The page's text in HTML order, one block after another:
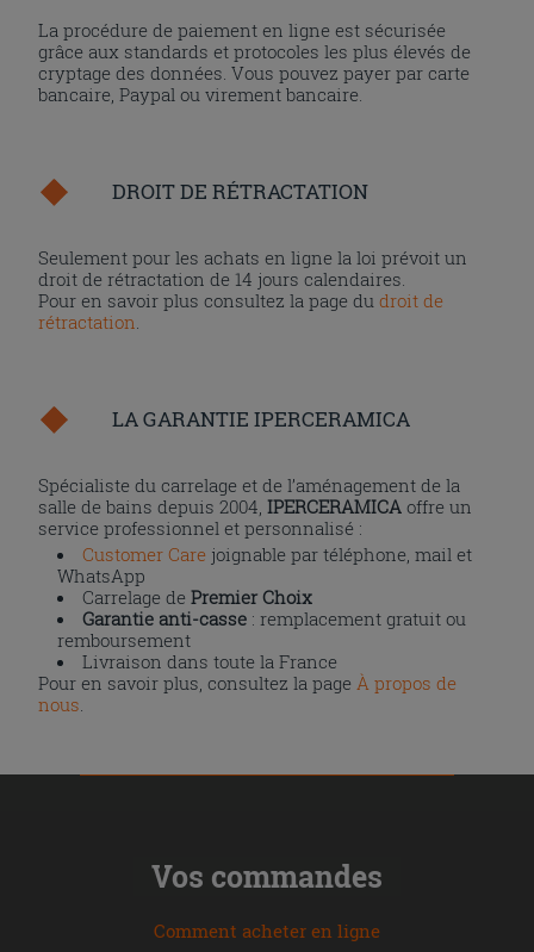
La procédure de paiement en ligne est sécurisée
grâce aux standards et protocoles les plus élevés de
cryptage des données. Vous pouvez payer par carte
bancaire, Paypal ou virement bancaire.
DROIT DE RÉTRACTATION
Seulement pour les achats en ligne la loi prévoit un
droit de rétractation de 14 jours calendaires.
Pour en savoir plus consultez la page dudroit de
rétractation
LA GARANTIE IPERCERAMICA
Spécialiste du carrelage et de l’aménagement de la
salle de bains depuis 2004,IPERCERAMICA offre un
service professionnel et personnalisé :
Customer Care joignable par téléphone, mail et
WhatsApp
Carrelage dePremier Choix
Garantie anti-casse : remplacement gratuit ou
remboursement
Livraison dans toute la France
Pour en savoir plus, consultez la page À propos de
nous
Vos commandes
Comment acheter en ligne